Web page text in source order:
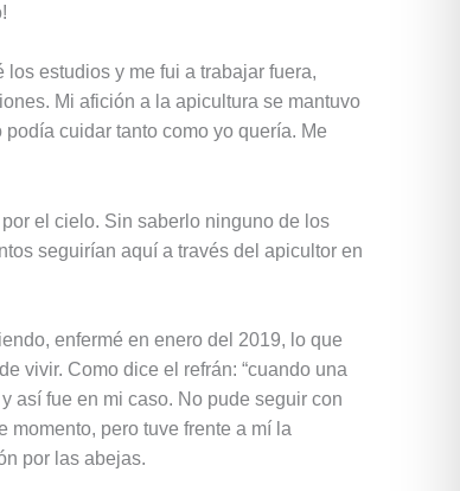
estudios y me fui a trabajar fuera,
Mi afición a la apicultura se mantuvo
cuidar tanto como yo quería. Me
el cielo. Sin saberlo ninguno de los
seguirían aquí a través del apicultor en
enfermé en enero del 2019, lo que
vivir. Como dice el refrán: “cuando una
así fue en mi caso. No pude seguir con
momento, pero tuve frente a mí la
por las abejas.